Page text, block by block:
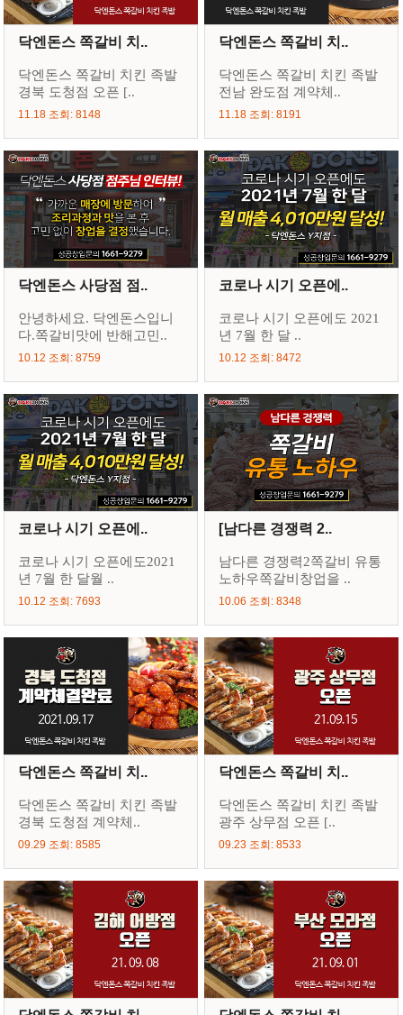
닥엔돈스 쪽갈비 치..
닥엔돈스 쪽갈비 치킨 족발
경북 도청점 오픈 [..
11.18 조회: 8148
닥엔돈스 쪽갈비 치..
닥엔돈스 쪽갈비 치킨 족발
전남 완도점 계약체..
11.18 조회: 8191
닥엔돈스 사당점 점..
안녕하세요. 닥엔돈스입니
다.쪽갈비맛에 반해고민..
10.12 조회: 8759
코로나 시기 오픈에..
코로나 시기 오픈에도 2021
년 7월 한 달 ..
10.12 조회: 8472
코로나 시기 오픈에..
코로나 시기 오픈에도2021
년 7월 한 달월 ..
10.12 조회: 7693
[남다른 경쟁력 2..
남다른 경쟁력2쪽갈비 유통
노하우쪽갈비창업을 ..
10.06 조회: 8348
닥엔돈스 쪽갈비 치..
닥엔돈스 쪽갈비 치킨 족발
경북 도청점 계약체..
09.29 조회: 8585
닥엔돈스 쪽갈비 치..
닥엔돈스 쪽갈비 치킨 족발
광주 상무점 오픈 [..
09.23 조회: 8533